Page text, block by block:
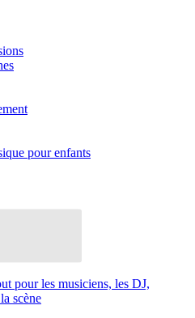
pour enfants
pour les musiciens, les DJ,
scène